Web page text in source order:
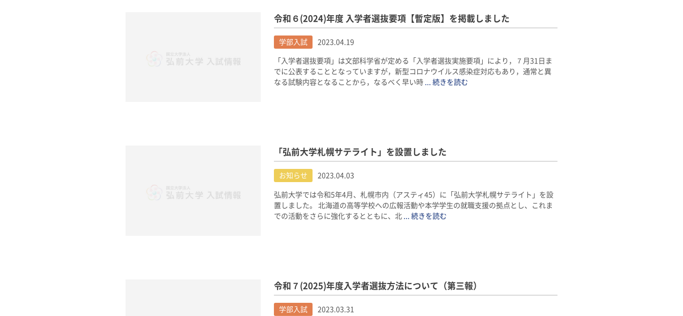
令和６(2024)年度 入学者選抜要項【暫定版】を掲載しました
学部入試 2023.04.19
「入学者選抜要項」は文部科学省が定める「入学者選抜実施要項」により，７月31日ま
でに公表することとなっていますが，新型コロナウイルス感染症対応もあり，通常と異
なる試験内容となることから，なるべく早い時
... 続きを読む
「弘前大学札幌サテライト」を設置しました
お知らせ 2023.04.03
弘前大学では令和5年4月、札幌市内（アスティ45）に「弘前大学札幌サテライト」を設
置しました。 北海道の高等学校への広報活動や本学学生の就職支援の拠点とし、これま
での活動をさらに強化するとともに、北
... 続きを読む
令和７(2025)年度入学者選抜方法について（第三報）
学部入試 2023.03.31